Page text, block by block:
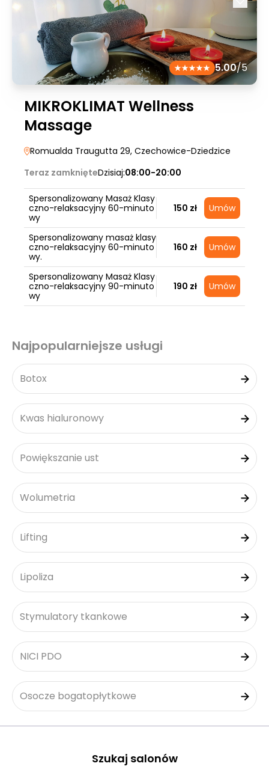
5.00/5
MIKROKLIMAT Wellness
Massage
Romualda Traugutta 29, Czechowice-Dziedzice
Teraz zamknięteDzisiaj:08:00-20:00
Spersonalizowany Masaż Klasy
czno-relaksacyjny 60-minuto
wy
150 zł Umów
Spersonalizowany masaż klasy
czno-relaksacyjny 60-minuto
wy.
160 zł Umów
Spersonalizowany Masaż Klasy
czno-relaksacyjny 90-minuto
wy
190 zł Umów
Najpopularniejsze usługi
Botox
Kwas hialuronowy
Powiększanie ust
Wolumetria
Lifting
Lipoliza
Stymulatory tkankowe
NICI PDO
Osocze bogatopłytkowe
Szukaj salonów